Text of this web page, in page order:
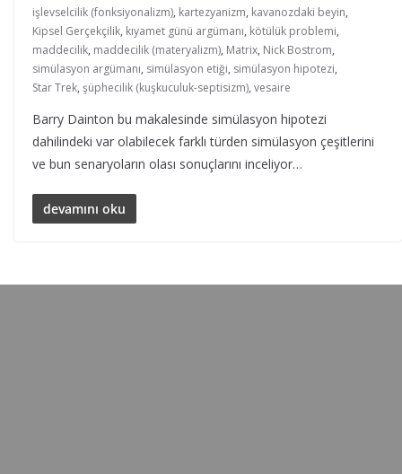
işlevselcilik (fonksiyonalizm), kartezyanizm, kavanozdaki beyin,
Kipsel Gerçekçilik, kıyamet günü argümanı, kötülük problemi,
maddecilik, maddecilik (materyalizm), Matrix, Nick Bostrom,
simülasyon argümanı, simülasyon etiği, simülasyon hipotezi,
Star Trek, şüphecilik (kuşkuculuk-septisizm), vesaire
Barry Dainton bu makalesinde simülasyon hipotezi
dahilindeki var olabilecek farklı türden simülasyon çeşitlerini
ve bun senaryoların olası sonuçlarını inceliyor…
devamını oku